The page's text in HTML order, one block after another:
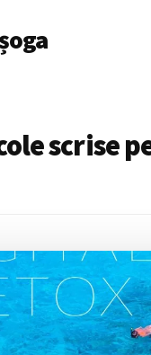
scrise